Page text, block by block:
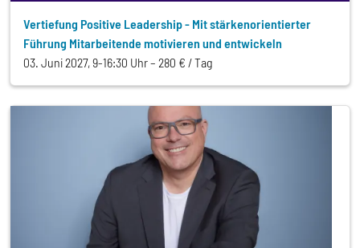
Vertiefung Positive Leadership - Mit stärkenorientierter
Führung Mitarbeitende motivieren und entwickeln
03. Juni 2027, 9-16:30 Uhr
280 € / Tag